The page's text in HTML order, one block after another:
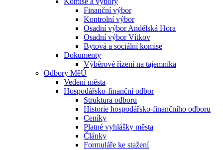
Finanční výbor
Kontrolní výbor
Osadní výbor Andělská Hora
Osadní výbor Vítkov
Bytová a sociální komise
Dokumenty
Výběrové řízení na tajemníka
Odbory MěÚ
Vedení města
Hospodářsko-finanční odbor
Struktura odboru
Historie hospodářsko-finančního odboru
Ceníky
Platné vyhlášky města
Články
Formuláře ke stažení